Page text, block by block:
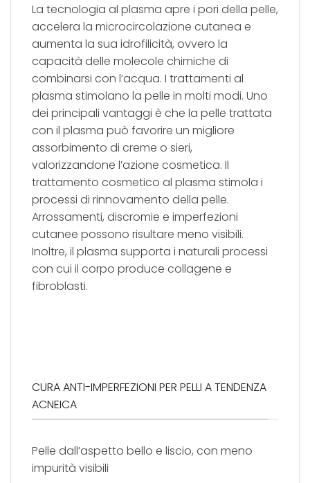
La tecnologia al plasma apre i pori della pelle,
accelera la microcircolazione cutanea e
aumenta la sua idrofilicità, ovvero la
capacità delle molecole chimiche di
combinarsi con l’acqua. I trattamenti al
plasma stimolano la pelle in molti modi. Uno
dei principali vantaggi è che la pelle trattata
con il plasma può favorire un migliore
assorbimento di creme o sieri,
valorizzandone l’azione cosmetica. Il
trattamento cosmetico al plasma stimola i
processi di rinnovamento della pelle.
Arrossamenti, discromie e imperfezioni
cutanee possono risultare meno visibili.
Inoltre, il plasma supporta i naturali processi
con cui il corpo produce collagene e
fibroblasti.
CURA ANTI-IMPERFEZIONI PER PELLI A TENDENZA
ACNEICA
Pelle dall’aspetto bello e liscio, con meno
impurità visibili